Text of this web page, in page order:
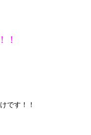
！
です！！